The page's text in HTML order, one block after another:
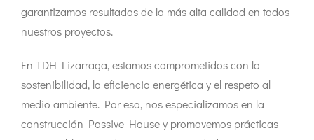
garantizamos resultados de la más alta calidad en todos
nuestros proyectos.
En TDH Lizarraga, estamos comprometidos con la
sostenibilidad, la eficiencia energética y el respeto al
medio ambiente. Por eso, nos especializamos en la
construcción Passive House y promovemos prácticas